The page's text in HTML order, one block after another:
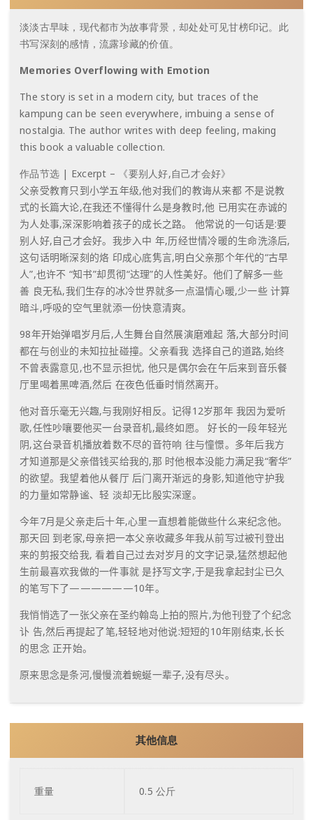
淡淡古早味，现代都市为故事背景，却处处可见甘榜印记。此
书写深刻的感情，流露珍藏的价值。
Memories Overflowing with Emotion
The story is set in a modern city, but traces of the
kampung can be seen everywhere, imbuing a sense of
nostalgia. The author writes with deep feeling, making
this book a valuable collection.
作品节选 | Excerpt – 《要别人好,自己才会好》
父亲受教育只到小学五年级,他对我们的教诲从来都 不是说教
式的长篇大论,在我还不懂得什么是身教时,他 已用实在赤诚的
为人处事,深深影响着孩子的成长之路。 他常说的一句话是:要
别人好,自己才会好。我步入中 年,历经世情冷暖的生命洗涤后,
这句话明晰深刻的烙 印成心底隽言,明白父亲那个年代的“古早
人”,也许不 “知书”却贯彻“达理”的人性美好。他们了解多一些
善 良无私,我们生存的冰冷世界就多一点温情心暖,少一些 计算
暗斗,呼吸的空气里就添一份快意清爽。
98年开始弹唱岁月后,人生舞台自然展演磨难起 落,大部分时间
都在与创业的未知拉扯碰撞。父亲看我 选择自己的道路,始终
不曾表露意见,也不显示担忧, 他只是偶尔会在午后来到音乐餐
厅里喝着黑啤酒,然后 在夜色低垂时悄然离开。
他对音乐毫无兴趣,与我刚好相反。记得12岁那年 我因为爱听
歌,任性吵嚷要他买一台录音机,最终如愿。
好长的一段年轻光
阴,这台录音机播放着数不尽的音符响 往与憧憬。多年后我方
才知道那是父亲借钱买给我的,那 时他根本没能力满足我“奢华”
的欲望。我望着他从餐厅 后门离开渐远的身影,知道他守护我
的力量如常静谧、轻 淡却无比殷实深邃。
今年7月是父亲走后十年,心里一直想着能做些什么来纪念他。
那天回 到老家,母亲把一本父亲收藏多年我从前写过被刊登出
来的剪报交给我,看着自己过去对岁月的文字记录,猛然想起他
生前最喜欢我做的一件事就 是抒写文字,于是我拿起封尘已久
的笔写下了——————10年。
我悄悄选了一张父亲在圣约翰岛上拍的照片,为他刊登了个纪念
讣 告,然后再提起了笔,轻轻地对他说:短短的10年刚结束,长长
的思念 正开始。
原来思念是条河,慢慢流着蜿蜒一辈子,没有尽头。
其他信息
重量 0.5 公斤